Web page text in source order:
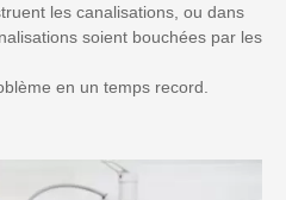
les canalisations, ou dans
soient bouchées par les
en un temps record.